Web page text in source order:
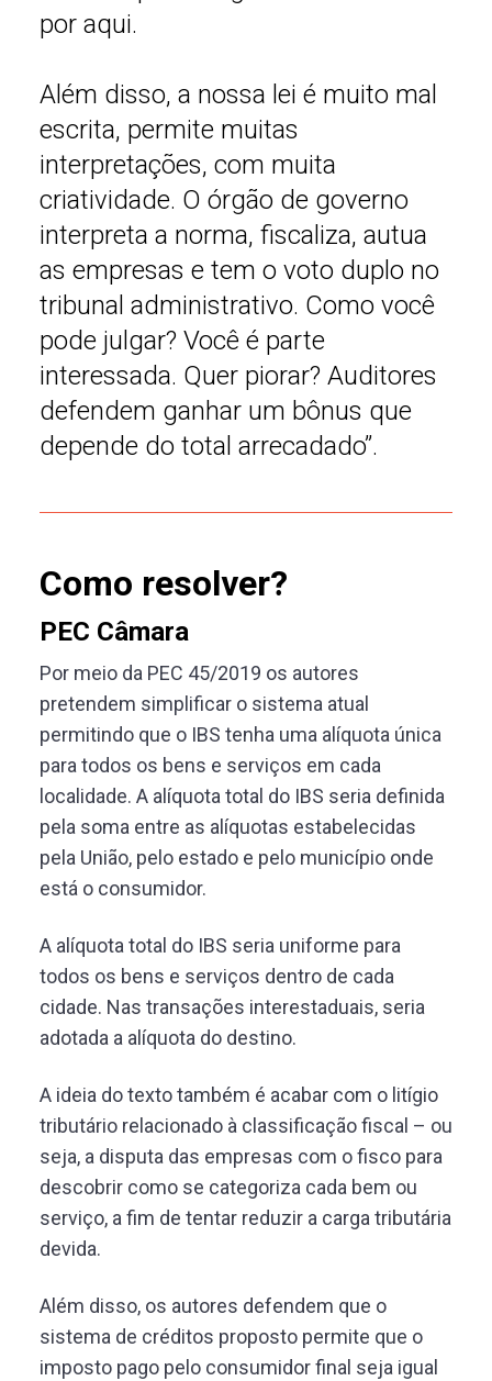
por aqui.
Além disso, a nossa lei é muito mal
escrita, permite muitas
interpretações, com muita
criatividade. O órgão de governo
interpreta a norma, fiscaliza, autua
as empresas e tem o voto duplo no
tribunal administrativo. Como você
pode julgar? Você é parte
interessada. Quer piorar? Auditores
defendem ganhar um bônus que
depende do total arrecadado”.
Como resolver?
PEC Câmara
Por meio da PEC 45/2019 os autores
pretendem simplificar o sistema atual
permitindo que o IBS tenha uma alíquota única
para todos os bens e serviços em cada
localidade. A alíquota total do IBS seria definida
pela soma entre as alíquotas estabelecidas
pela União, pelo estado e pelo município onde
está o consumidor.
A alíquota total do IBS seria uniforme para
todos os bens e serviços dentro de cada
cidade. Nas transações interestaduais, seria
adotada a alíquota do destino.
A ideia do texto também é acabar com o litígio
tributário relacionado à classificação fiscal – ou
seja, a disputa das empresas com o fisco para
descobrir como se categoriza cada bem ou
serviço, a fim de tentar reduzir a carga tributária
devida.
Além disso, os autores defendem que o
sistema de créditos proposto permite que o
imposto pago pelo consumidor final seja igual